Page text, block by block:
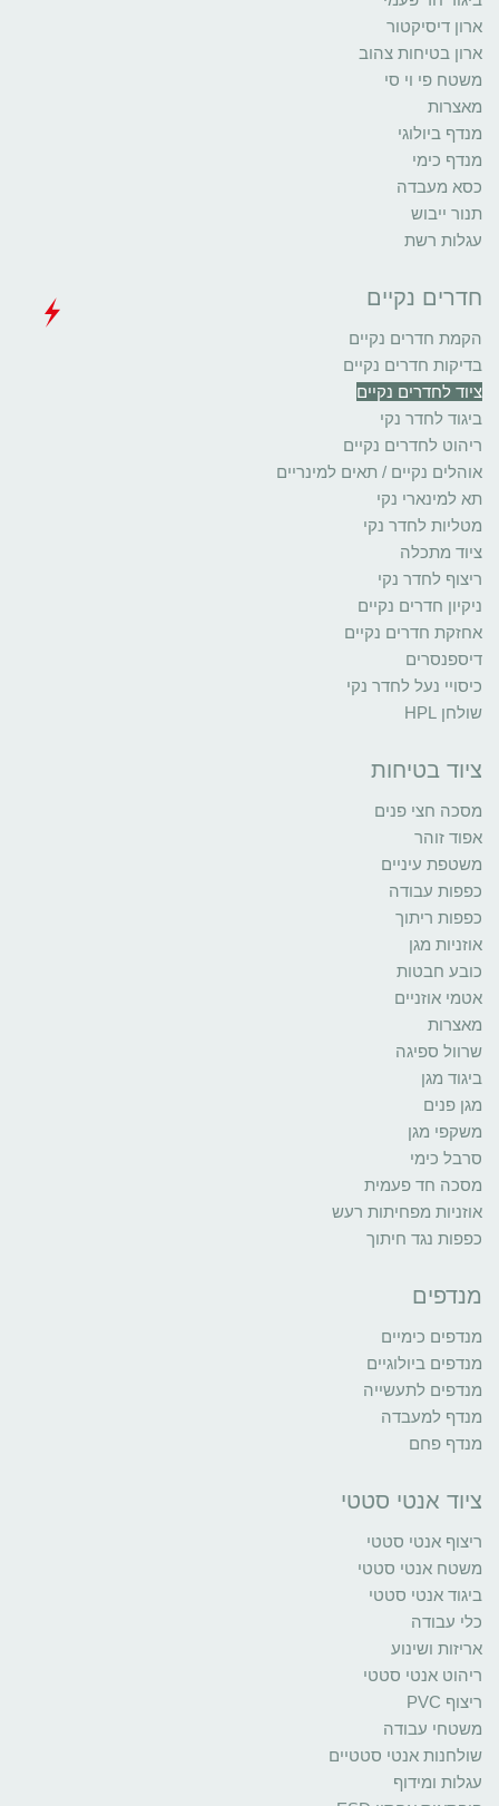
ארון דיסיקטור
ארון בטיחות צהוב
משטח פי וי סי
מאצרות
מנדף ביולוגי
מנדף כימי
כסא מעבדה
תנור ייבוש
עגלות רשת
חדרים נקיים
הקמת חדרים נקיים
בדיקות חדרים נקיים
ציוד לחדרים נקיים
ביגוד לחדר נקי
ריהוט לחדרים נקיים
אוהלים נקיים / תאים למינריים
תא למינארי נקי
מטליות לחדר נקי
ציוד מתכלה
ריצוף לחדר נקי
ניקיון חדרים נקיים
אחזקת חדרים נקיים
דיספנסרים
כיסויי נעל לחדר נקי
שולחן HPL
ציוד בטיחות
מסכה חצי פנים
אפוד זוהר
משטפת עיניים
כפפות עבודה
כפפות ריתוך
אוזניות מגן
כובע חבטות
אטמי אוזניים
מאצרות
שרוול ספיגה
ביגוד מגן
מגן פנים
משקפי מגן
סרבל כימי
מסכה חד פעמית
אוזניות מפחיתות רעש
כפפות נגד חיתוך
מנדפים
מנדפים כימיים
מנדפים ביולוגיים
מנדפים לתעשייה
מנדף למעבדה
מנדף פחם
ציוד אנטי סטטי
ריצוף אנטי סטטי
משטח אנטי סטטי
ביגוד אנטי סטטי
כלי עבודה
אריזות ושינוע
ריהוט אנטי סטטי
ריצוף PVC
משטחי עבודה
שולחנות אנטי סטטיים
עגלות ומידוף